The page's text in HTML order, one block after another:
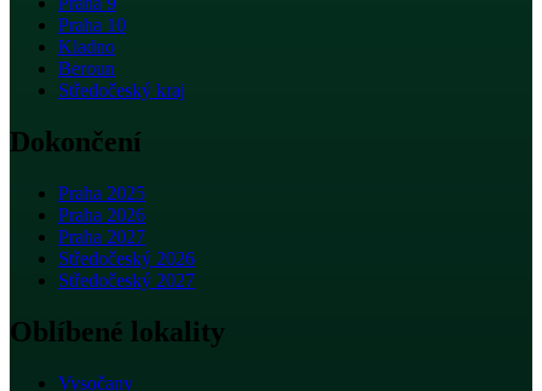
Praha 10
Kladno
Beroun
Středočeský kraj
Dokončení
Praha 2025
Praha 2026
Praha 2027
Středočeský 2026
Středočeský 2027
Oblíbené lokality
Vysočany